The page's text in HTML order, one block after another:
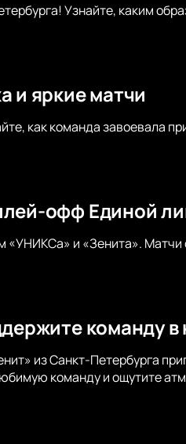
Узнайте, каким
и яркие матчи
как команда завоевала
офф Единой
«УНИКСа» и «Зенита».
команду в
из Санкт-Петербурга
команду и ощутите